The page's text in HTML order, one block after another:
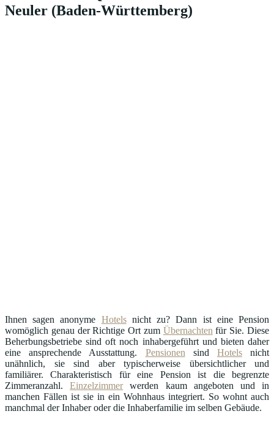
Neuler (Baden-Württemberg)
Ihnen sagen anonyme Hotelsnicht zu? Dann ist eine Pension
womöglich genau der Richtige Ort zum Übernachten für Sie. Diese
Beherbungsbetriebe sind oft noch inhabergeführt und bieten daher
eine ansprechende Ausstattung. Pensionen sind Hotelsnicht
unähnlich, sie sind aber typischerweise übersichtlicher und
familiärer. Charakteristisch für eine Pension ist die begrenzte
Zimmeranzahl.Einzelzimmerwerden kaum angeboten und in
manchen Fällen ist sie in ein Wohnhaus integriert. So wohnt auch
manchmal der Inhaber oder die Inhaberfamilie im selben Gebäude.